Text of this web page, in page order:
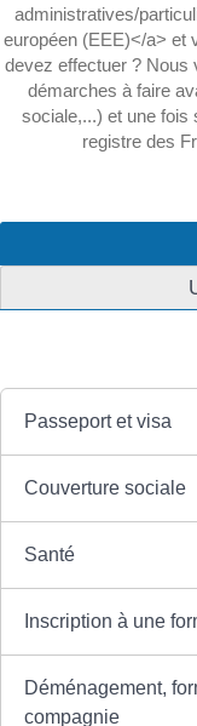
administratives/
européen (EEE)</a> et
devez effectuer ? Nous
démarches à faire
sociale,...) et une fois
registre des
Passeport et visa
Couverture sociale
Santé
Inscription à une
Déménagement,
compagnie